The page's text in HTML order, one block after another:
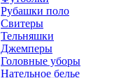
Рубашки поло
Свитеры
Тельняшки
Джемперы
Головные уборы
Нательное белье